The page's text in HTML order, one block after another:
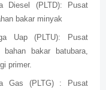
Diesel (PLTD): Pusat
bakar minyak
Uap (PLTU): Pusat
bakar batubara,
primer.
Gas (PLTG) : Pusat